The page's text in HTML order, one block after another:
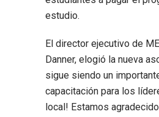
estudio.
El director ejecutivo de
Danner, elogió la nueva
sigue siendo un
capacitación para los
local! Estamos